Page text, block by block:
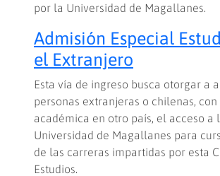
por la Universidad de Magallanes.
Admisión Especial
el Extranjero
Esta vía de ingreso busca otorgar a
personas extranjeras o chilenas,
académica en otro país, el acceso a
Universidad de Magallanes para
de las carreras impartidas por esta
Estudios.